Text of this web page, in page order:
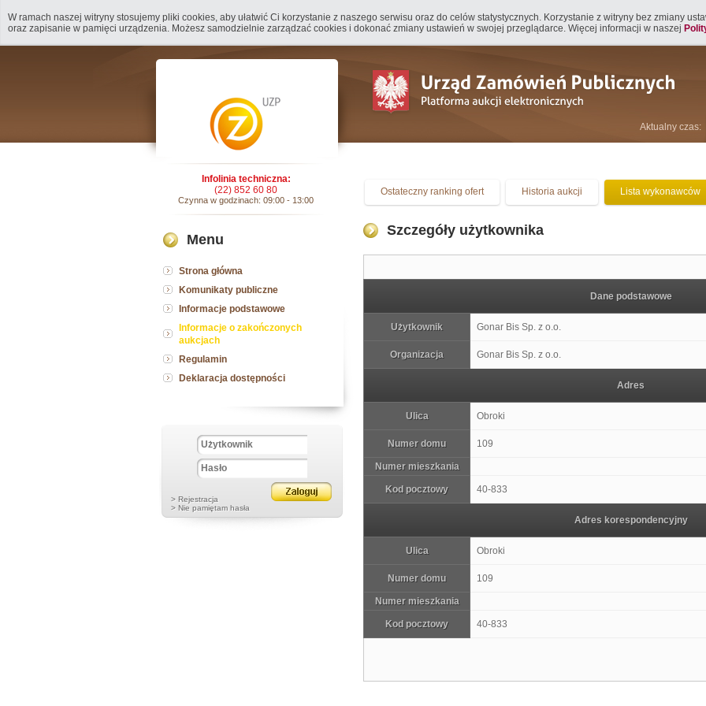
W ramach naszej witryny stosujemy pliki cookies, aby ułatwić Ci korzystanie z naszego serwisu oraz do celów statystycznych. Korzystanie z witryny bez zmiany
oraz zapisanie w pamięci urządzenia. Możesz samodzielnie zarządzać cookies i dokonać zmiany ustawień w swojej przeglądarce. Więcej informacji w naszej
Aktualny czas:
Ostateczny ranking ofert Historia aukcji Lista wykonawców
Szczegóły użytkownika
Dane podstawowe
Użytkownik Gonar Bis Sp. z o.o.
Organizacja Gonar Bis Sp. z o.o.
Adres
Ulica Obroki
Numer domu 109
Numer mieszkania
Kod pocztowy 40-833
Adres korespondencyjny
Ulica Obroki
Numer domu 109
Numer mieszkania
Kod pocztowy 40-833
Infolinia techniczna:
(22) 852 60 80
Czynna w godzinach: 09:00 - 13:00
Menu
Strona główna
Komunikaty publiczne
Informacje podstawowe
Informacje o zakończonych
aukcjach
Regulamin
Deklaracja dostępności
> Rejestracja
> Nie pamiętam hasła